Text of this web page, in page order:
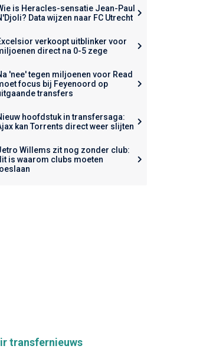
is Heracles-sensatie Jean-Paul
Data wijzen naar FC Utrecht
verkoopt uitblinker voor
direct na 0-5 zege
'nee' tegen miljoenen voor Read
focus bij Feyenoord op
transfers
hoofdstuk in transfersaga:
kan Torrents direct weer slijten
Willems zit nog zonder club:
is waarom clubs moeten
transfernieuws